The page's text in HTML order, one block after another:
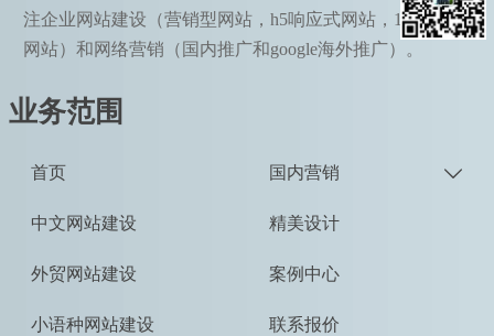
注企业网站建设（营销型网站，h5响应式网站，190语种
网站）和网络营销（国内推广和google海外推广）。
业务范围
首页
中文网站建设
外贸网站建设
小语种网站建设
国内营销 
精美设计
案例中心
联系报价